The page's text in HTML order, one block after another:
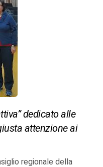
dedicato alle
attenzione ai
regionale della